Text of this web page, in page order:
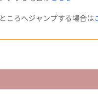
ころへジャンプする場合は